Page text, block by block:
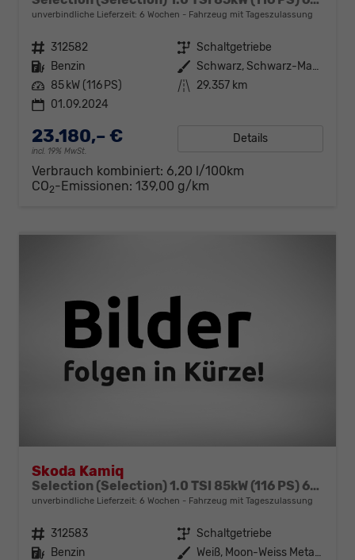
unverbindliche Lieferzeit: 6 Wochen Fahrzeug mit Tageszulassung
Fahrzeugnr. 312582 Getriebe Schaltgetriebe
Kraftstoff Benzin Außenfarbe
Schwarz, Schwarz-Magic Perleffekt (1Z)
Leistung 85 kW (116 PS) Kilometerstand 29.357 km
01.09.2024
23.180,– €
incl. 19% MwSt.
Details
Verbrauch kombiniert: 6,20 l/100km
CO2-Emissionen: 139,00 g/km
Skoda Kamiq
Selection (Selection) 1.0 TSI 85kW (116 PS) 6-Gang Schaltgetriebe
unverbindliche Lieferzeit: 6 Wochen Fahrzeug mit Tageszulassung
Fahrzeugnr. 312583 Getriebe Schaltgetriebe
Kraftstoff Benzin Außenfarbe
Weiß, Moon-Weiss Metallic (2Y)